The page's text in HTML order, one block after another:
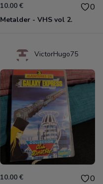
10.00 € 0
Metalder - VHS vol 2.
VictorHugo75
10.00 € 0